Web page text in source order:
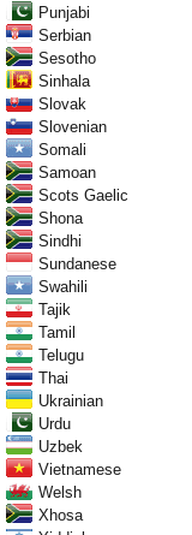
Punjabi
Serbian
Sesotho
Sinhala
Slovak
Slovenian
Somali
Samoan
Scots Gaelic
Shona
Sindhi
Sundanese
Swahili
Tajik
Tamil
Telugu
Thai
Ukrainian
Urdu
Uzbek
Vietnamese
Welsh
Xhosa